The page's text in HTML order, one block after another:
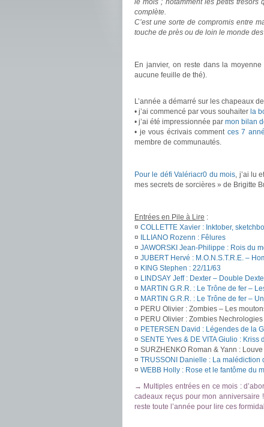
le mois ; notamment les petits
complète.
C’est une sorte de compromis entre
touche de près ou de loin le monde
En janvier, on reste dans la
aucune feuille de thé).
L’année a démarré sur les chapeaux
• j’ai commencé par vous souhaiter la
• j’ai été impressionnée par mon bilan
• je vous écrivais comment ces 7
membre de communautés.
Pour le défi Valériacr0 du mois, j’ai lu
mes secrets de sorcières » de Brigitte
Entrées en Pile à Lire :
¤ COLLETTE Xavier : Inktober,
¤
ILLIANO Rozenn : Fêlures
¤ JAWORSKI Jean-Philippe : Rois du
¤ JUBERT Hervé : M.O.N.S.T.R.E. –
¤ KING Stephen : 22/11/63
¤ LINDSAY Jeff : Dexter – Double
¤ MARTIN G.R.R. : Le Trône de fer –
¤ MARTIN G.R.R. : Le Trône de fer –
¤ PERU Olivier : Zombies – Les
¤ PERU Olivier : Zombies
¤ PETERSEN David : Légendes de la
¤ SENTE Yves & DE VITA Giulio :
¤ SURZHENKO Roman & Yann :
¤ TRUSSONI Danielle : La malédiction
¤ WEBB Holly : Rose et le fantôme du
→ Multiples entrées en ce mois :
cadeaux reçus pour mon anniversaire
reste toute l’année pour lire ces